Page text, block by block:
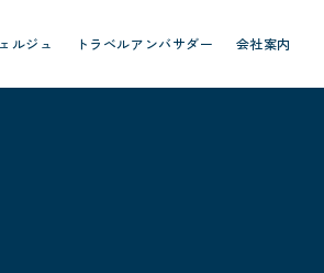
ルジュ トラベルアンバサダー 会社案内